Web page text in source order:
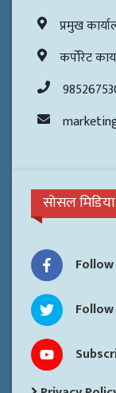
प्रमुख
कर्पोरेट
सोसल मिडिया